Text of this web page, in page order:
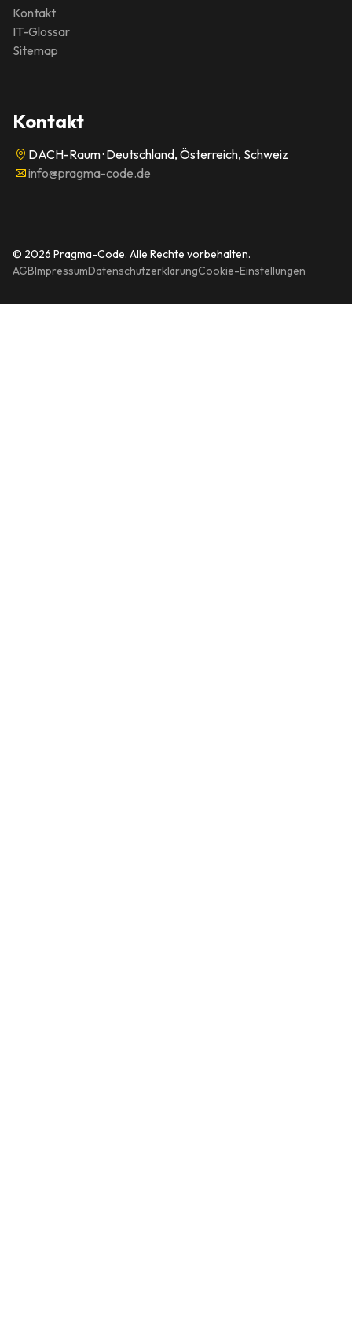
Kontakt
IT-Glossar
Sitemap
Kontakt
DACH-Raum · Deutschland, Österreich, Schweiz
info@pragma-code.de
© 2026 Pragma-Code. Alle Rechte vorbehalten.
AGBImpressumDatenschutzerklärungCookie-Einstellungen